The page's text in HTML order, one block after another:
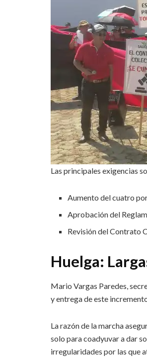
Las principales exigencias
Aumento del cuatro
Aprobación del
Revisión del Contrato
Huelga:
Mario Vargas Paredes,
y entrega de este
La razón de la marcha
solo para coadyuvar a dar
irregularidades por las que